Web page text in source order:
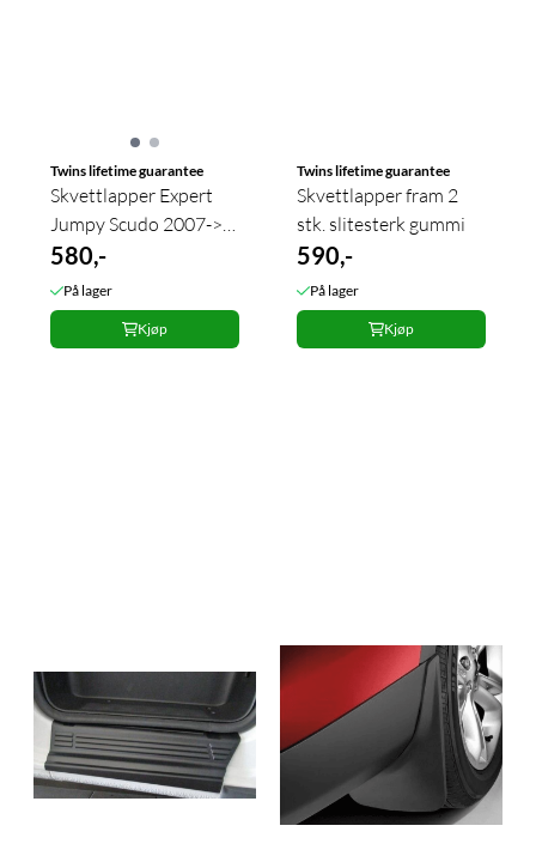
Twins lifetime guarantee
Skvettlapper Expert
Jumpy Scudo 2007->+
Foran 2 stk.
580,-
På lager
Kjøp
Twins lifetime guarantee
Skvettlapper fram 2
stk. slitesterk gummi
590,-
På lager
Kjøp